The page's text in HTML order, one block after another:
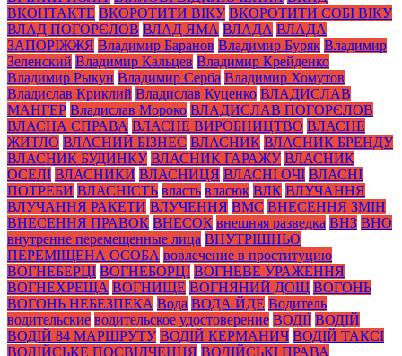
ВКОНТАКТЕ ВКОРОТИТИ ВІКУ ВКОРОТИТИ СОБІ ВІКУ
ВЛАД ПОГОРЄЛОВ ВЛАД ЯМА ВЛАДА ВЛАДА
ЗАПОРІЖЖЯ Владимир Баранов Владимир Буряк Владимир
Зеленский Владимир Кальцев Владимир Крейденко
Владимир Рыкун Владимир Серба Владимир Хомутов
Владислав Криклий Владислав Куценко ВЛАДИСЛАВ
МАНГЕР Владислав Мороко ВЛАДИСЛАВ ПОГОРЄЛОВ
ВЛАСНА СПРАВА ВЛАСНЕ ВИРОБНИЦТВО ВЛАСНЕ
ЖИТЛО ВЛАСНИЙ БІЗНЕС ВЛАСНИК ВЛАСНИК БРЕНДУ
ВЛАСНИК БУДИНКУ ВЛАСНИК ГАРАЖУ ВЛАСНИК
ОСЕЛІ ВЛАСНИКИ ВЛАСНИЦЯ ВЛАСНІ ОЧІ ВЛАСНІ
ПОТРЕБИ ВЛАСНІСТЬ власть власюк ВЛК ВЛУЧАННЯ
ВЛУЧАННЯ РАКЕТИ ВЛУЧЕННЯ ВМС ВНЕСЕННЯ ЗМІН
ВНЕСЕННЯ ПРАВОК ВНЕСОК внешняя разведка ВНЗ ВНО
внутренне перемещенные лица ВНУТРІШНЬО
ПЕРЕМІЩЕНА ОСОБА вовлечение в проституцию
ВОГНЕБЕРЦІ ВОГНЕБОРЦІ ВОГНЕВЕ УРАЖЕННЯ
ВОГНЕХРЕЩА ВОГНИЩЕ ВОГНЯНИЙ ДОЩ ВОГОНЬ
ВОГОНЬ НЕБЕЗПЕКА Вода ВОДА ЙДЕ Водитель
водительские водительское удостоверение ВОДІЇ ВОДІЙ
ВОДІЙ 84 МАРШРУТУ ВОДІЙ КЕРМАНИЧ ВОДІЙ ТАКСІ
ВОДІЙСЬКЕ ПОСВІДЧЕННЯ ВОДІЙСЬКІ ПРАВА